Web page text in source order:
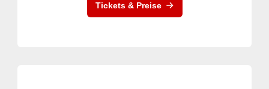
Tickets & Preise